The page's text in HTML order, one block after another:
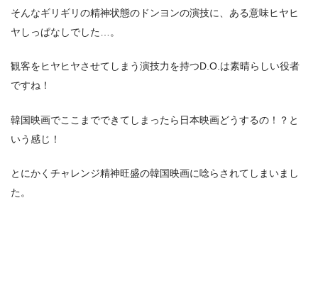
そんなギリギリの精神状態のドンヨンの演技に、ある意味ヒヤヒ
ヤしっぱなしでした…。
観客をヒヤヒヤさせてしまう演技力を持つD.O.は素晴らしい役者
ですね！
韓国映画でここまでできてしまったら日本映画どうするの！？と
いう感じ！
とにかくチャレンジ精神旺盛の韓国映画に唸らされてしまいまし
た。